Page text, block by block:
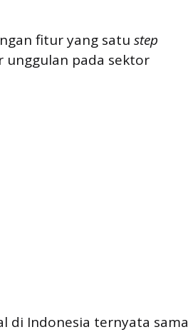
fitur yang satu step
pada sektor
di Indonesia ternyata sama